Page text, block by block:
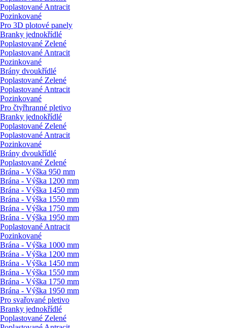
Poplastované Antracit
Pozinkované
Pro 3D plotové panely
Branky jednokřídlé
Poplastované Zelené
Poplastované Antracit
Pozinkované
Brány dvoukřídlé
Poplastované Zelené
Poplastované Antracit
Pozinkované
Pro čtyřhranné pletivo
Branky jednokřídlé
Poplastované Zelené
Poplastované Antracit
Pozinkované
Brány dvoukřídlé
Poplastované Zelené
Brána - Výška 950 mm
Brána - Výška 1200 mm
Brána - Výška 1450 mm
Brána - Výška 1550 mm
Brána - Výška 1750 mm
Brána - Výška 1950 mm
Poplastované Antracit
Pozinkované
Brána - Výška 1000 mm
Brána - Výška 1200 mm
Brána - Výška 1450 mm
Brána - Výška 1550 mm
Brána - Výška 1750 mm
Brána - Výška 1950 mm
Pro svařované pletivo
Branky jednokřídlé
Poplastované Zelené